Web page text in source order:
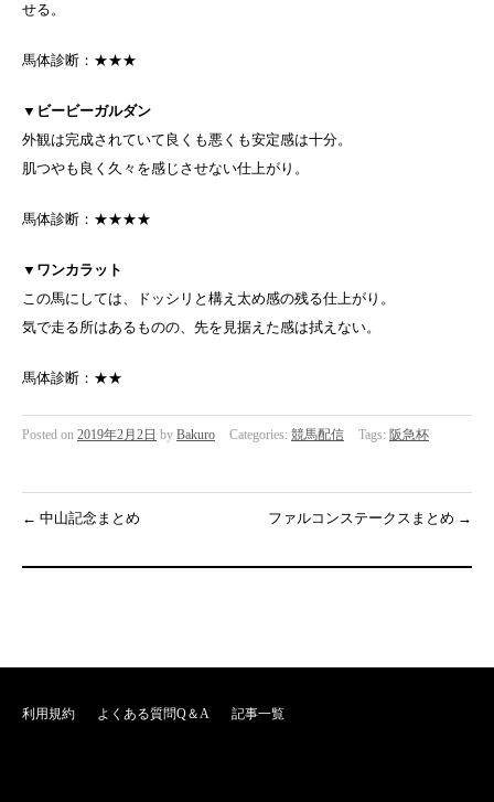
せる。
馬体診断：★★★
▼ ビービーガルダン
外観は完成されていて良くも悪くも安定感は十分。
肌つやも良く久々を感じさせない仕上がり。
馬体診断：★★★★
▼ ワンカラット
この馬にしては、ドッシリと構え太め感の残る仕上がり。
気で走る所はあるものの、先を見据えた感は拭えない。
馬体診断：★★
Posted on 2019年2月2日 by Bakuro Categories: 競馬配信 Tags: 阪急杯
← 中山記念まとめ ファルコンステークスまとめ →
利用規約 よくある質問Q＆A 記事一覧